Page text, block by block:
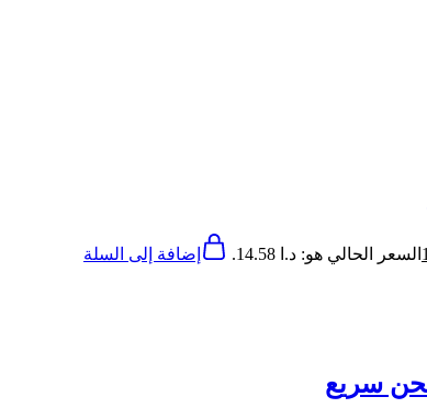
السعر الحالي هو: د.ا 14.58. إضافة إلى السلة